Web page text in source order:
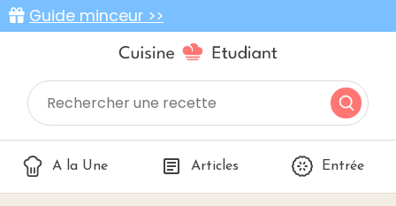
Guide minceur >>
A la Une Articles Entrée